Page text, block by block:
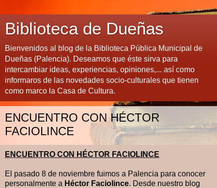
Biblioteca de Dueñas
Bienvenidos al blog de la Biblioteca Pública Municipal de
Dueñas (Palencia). Deseamos que éste sirva para
intercambiar ideas, experiencias, opiniones,... así como
informaros de las novedades socio-culturales que tienen
como marco la Casa de Cultura.
ENCUENTRO CON HÉCTOR
FACIOLINCE
ENCUENTRO CON HÉCTOR FACIOLINCE
El pasado 8 de noviembre fuimos a Palencia para conocer
personalmente a Héctor Faciolince. Desde nuestro blog